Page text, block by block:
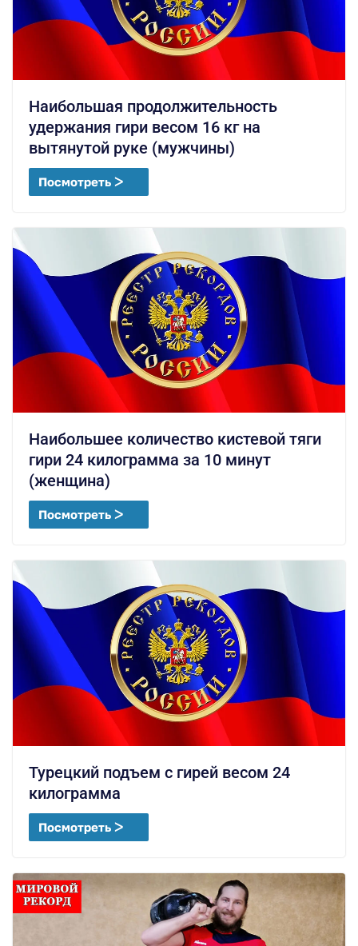
Наибольшая продолжительность
удержания гири весом 16 кг на
вытянутой руке (мужчины)
Посмотреть ᐳ
Наибольшее количество кистевой тяги
гири 24 килограмма за 10 минут
(женщина)
Посмотреть ᐳ
Турецкий подъем с гирей весом 24
килограмма
Посмотреть ᐳ